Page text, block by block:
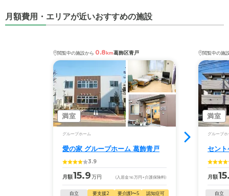
月額費用・エリアが近いおすすめの施設
閲覧中の施設から 0.8km葛飾区青戸
満室
グループホーム
愛の家 グループホーム 葛飾青戸
3.9
月額15.9万円 (入居金16万円 +介護保険料)
自立 要支援2 要介護1〜5 認知症可
閲覧中の施
満室
グループホ
セン
月額
自立